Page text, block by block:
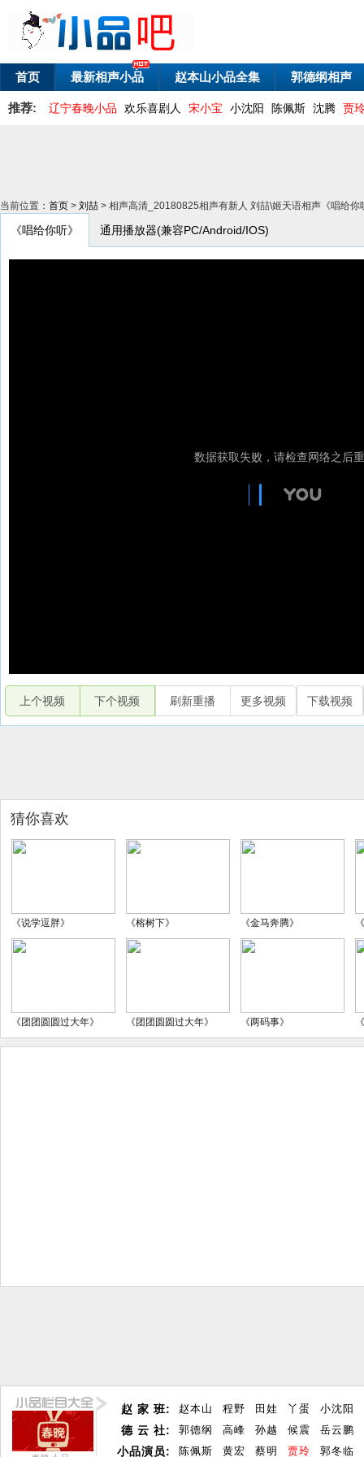
首页 最新相声小品 赵本山小品全集 郭德纲相声
推荐: 辽宁春晚小品 欢乐喜剧人 宋小宝 小沈阳 陈佩斯 沈腾 贾
当前位置： 首页 > 刘喆 > 相声高清_20180825相声有新人 刘喆\姬天语相声《唱给你
《唱给你听》 通用播放器(兼容PC/Android/IOS)
上个视频 下个视频 刷新重播 更多视频 下载视频
猜你喜欢
《说学逗胖》 《榕树下》 《金马奔腾》
《团团圆圆过大年》 《团团圆圆过大年》 《两码事》
赵 家 班:
德 云 社:
小品演员:
赵本山 程野 田娃 丫蛋
小沈阳
郭德纲
高峰 孙越 候震
岳云鹏
陈佩斯
黄宏 蔡明 贾玲 郭冬临